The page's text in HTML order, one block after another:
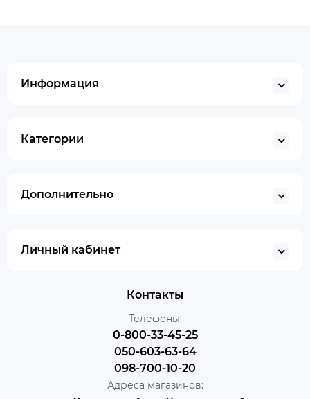
Информация
Категории
Дополнительно
Личный кабинет
Контакты
Телефоны:
0-800-33-45-25
050-603-63-64
098-700-10-20
Адреса магазинов: